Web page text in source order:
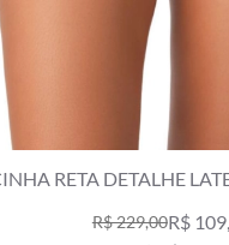
URCA VERDE